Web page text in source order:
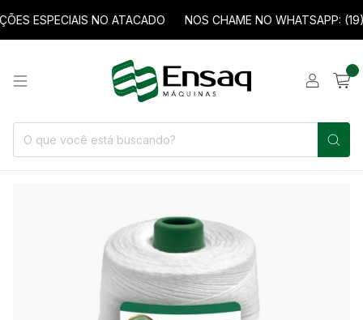
ESPECIAIS NO ATACADO NOS CHAME NO WHATSAPP: (19)
0